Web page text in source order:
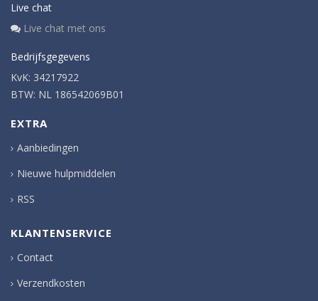
Live chat
Live chat met ons
Bedrijfsgegevens
KvK: 34217922
BTW: NL 186542069B01
EXTRA
Aanbiedingen
Nieuwe hulpmiddelen
RSS
KLANTENSERVICE
Contact
Verzendkosten